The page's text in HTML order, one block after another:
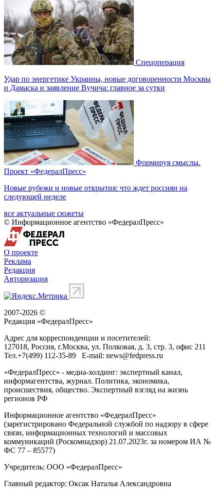
Спецоперация
Удар по энергетике Украины, новые договоренности Москвы
и Дамаска и заявление Вучича: главное за сутки
Формируя смыслы.
Проект «ФедералПресс»
Новые рубежи и новые открытия: что ждет россиян на
следующей неделе
все актуальные сюжеты
© Информационное агентство «ФедералПресс»
О проекте
Реклама
Редакция
Авторизация
2007-2026 ©
Редакция «ФедералПресс»
Адрес для корреспонденции и посетителей:
127018, Россия, г.Москва, ул. Полковая, д. 3, стр. 3, офис 211
Тел.+7(499) 112-35-89 E-mail: news@fedpress.ru
«ФедералПресс» - медиа-холдинг: экспертный канал,
информагентства, журнал. Политика, экономика,
происшествия, общество. Экспертный взгляд на жизнь
регионов РФ
Информационное агентство «ФедералПресс»
(зарегистрировано Федеральной службой по надзору в сфере
связи, информационных технологий и массовых
коммуникаций (Роскомнадзор) 21.07.2023г. за номером ИА №
ФС 77 – 85577)
Учредитель: ООО «ФедералПресс»
Главный редактор: Оксак Наталья Александровна